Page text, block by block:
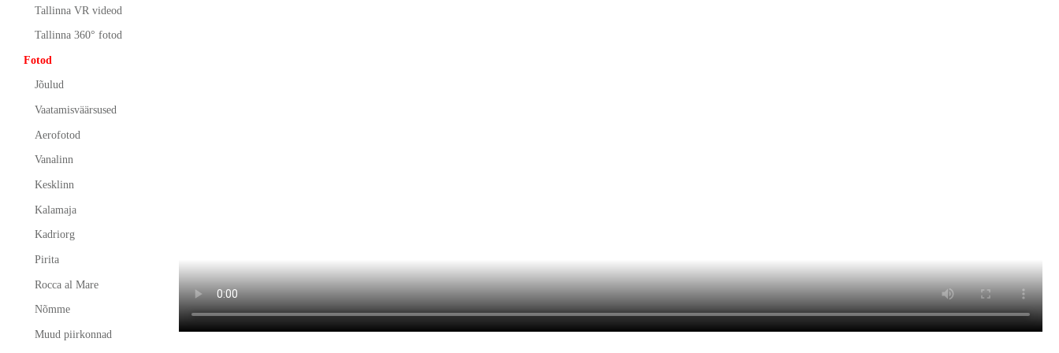
Tallinna VR videod
Tallinna 360° fotod
Fotod
Jõulud
Vaatamisväärsused
Aerofotod
Vanalinn
Kesklinn
Kalamaja
Kadriorg
Pirita
Rocca al Mare
Nõmme
Muud piirkonnad